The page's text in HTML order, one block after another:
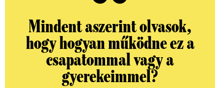
Mindent aszerint olvasok,
hogy hogyan működne ez a
csapatommal vagy a
gyerekeimmel?